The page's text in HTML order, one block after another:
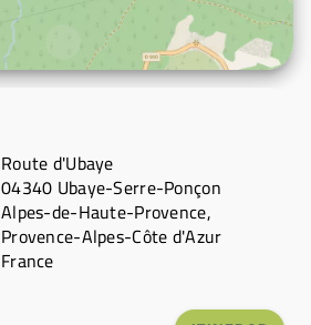
Route d'Ubaye
04340 Ubaye-Serre-Ponçon
Alpes-de-Haute-Provence,
Provence-Alpes-Côte d'Azur
France